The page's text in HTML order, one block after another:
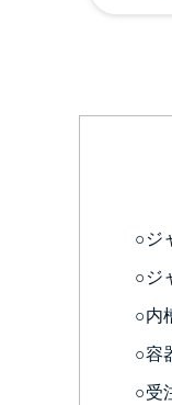
○ジ
○ジ
○内
○容
○受